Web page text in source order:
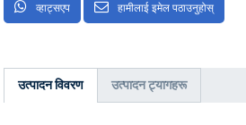
व्हाट्सएप हामीलाई इमेल पठाउनुहोस्
उत्पादन विवरण उत्पादन ट्यागहरू